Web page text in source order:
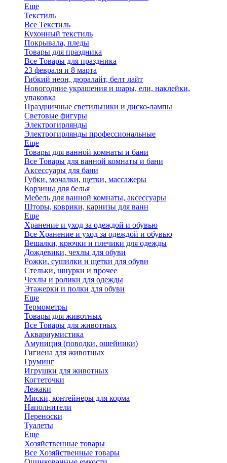
Еще
Текстиль
Все Текстиль
Кухонный текстиль
Покрывала, пледы
Товары для праздника
Все Товары для праздника
23 февраля и 8 марта
Гибкий неон, дюралайт, белт лайт
Новогодние украшения и шары, ели, наклейки,
упаковка
Праздничные светильники и диско-лампы
Световые фигуры
Электрогирлянды
Электрогирлянды профессиональные
Еще
Товары для ванной комнаты и бани
Все Товары для ванной комнаты и бани
Аксессуары для бани
Губки, мочалки, щетки, массажеры
Корзины для белья
Мебель для ванной комнаты, аксессуары
Шторы, коврики, карнизы для ванн
Еще
Хранение и уход за одеждой и обувью
Все Хранение и уход за одеждой и обувью
Вешалки, крючки и плечики для одежды
Дождевики, чехлы для обуви
Рожки, сушилки и щетки для обуви
Стельки, шнурки и прочее
Чехлы и ролики для одежды
Этажерки и полки для обуви
Еще
Термометры
Товары для животных
Все Товары для животных
Аквариумистика
Амуниция (поводки, ошейники)
Гигиена для животных
Груминг
Игрушки для животных
Когтеточки
Лежаки
Миски, контейнеры для корма
Наполнители
Переноски
Туалеты
Еще
Хозяйственные товары
Все Хозяйственные товары